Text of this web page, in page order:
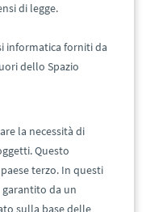
di legge.
informatica forniti da
dello Spazio
la necessità di
Questo
terzo. In questi
da un
sulla base delle